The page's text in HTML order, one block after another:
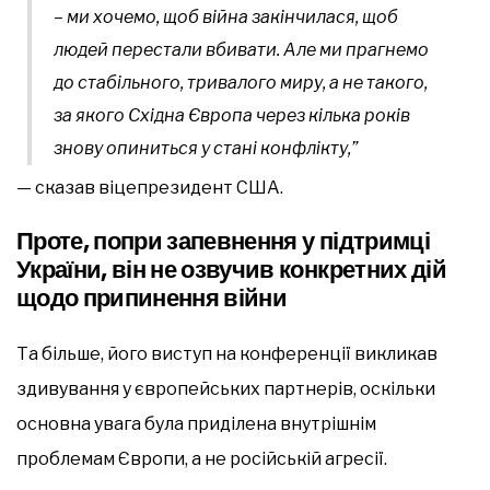
– ми хочемо, щоб війна закінчилася, щоб
людей перестали вбивати. Але ми прагнемо
до стабільного, тривалого миру, а не такого,
за якого Східна Європа через кілька років
знову опиниться у стані конфлікту,”
— сказав віцепрезидент США.
Проте, попри запевнення у підтримці
України, він не озвучив конкретних дій
щодо припинення війни
Та більше, його виступ на конференції викликав
здивування у європейських партнерів, оскільки
основна увага була приділена внутрішнім
проблемам Європи, а не російській агресії.